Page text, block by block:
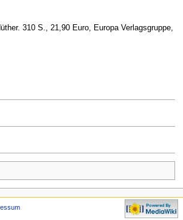
310 S., 21,90 Euro, Europa Verlagsgruppe,